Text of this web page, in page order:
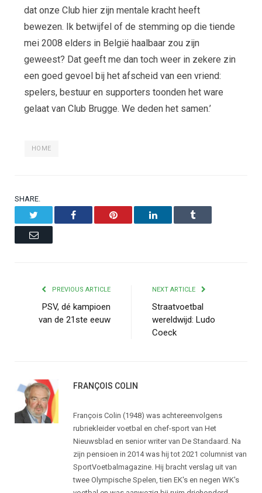
dat onze Club hier zijn mentale kracht heeft
bewezen. Ik betwijfel of de stemming op die tiende
mei 2008 elders in België haalbaar zou zijn
geweest? Dat geeft me dan toch weer in zekere zin
een goed gevoel bij het afscheid van een vriend:
spelers, bestuur en supporters toonden het ware
gelaat van Club Brugge. We deden het samen.’
HOME
SHARE.
Facebook Pinterest LinkedIn Tumblr
Email
PREVIOUS ARTICLE
PSV, dé kampioen
van de 21ste eeuw
NEXT ARTICLE
Straatvoetbal
wereldwijd: Ludo
Coeck
FRANÇOIS COLIN
François Colin (1948) was achtereenvolgens
rubriekleider voetbal en chef-sport van Het
Nieuwsblad en senior writer van De Standaard. Na
zijn pensioen in 2014 was hij tot 2021 columnist van
SportVoetbalmagazine. Hij bracht verslag uit van
twee Olympische Spelen, tien EK's en negen WK's